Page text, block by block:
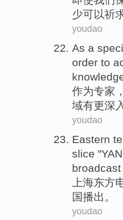
少可以祈
youdao
As a
order to
作为专家 ，
域有更深
youdao
Eastern
slice
broadcast
上海东方
国播出 。
youdao